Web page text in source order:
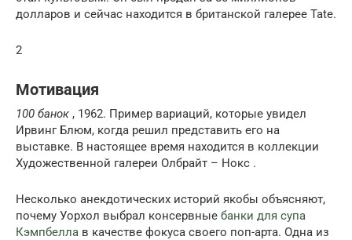
долларов и сейчас находится в британской галерее Tate.
2
Мотивация
100 банок , 1962. Пример вариаций, которые увидел
Ирвинг Блюм, когда решил представить его на
выставке. В настоящее время находится в коллекции
Художественной галереи Олбрайт – Нокс .
Несколько анекдотических историй якобы объясняют,
почему Уорхол выбрал консервные банки для супа
Кэмпбелла в качестве фокуса своего поп-арта. Одна из